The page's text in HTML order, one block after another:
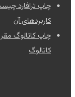
چاپ ترافارد
کاربردهای آن
چاپ کاتالوگ
کاتالوگ